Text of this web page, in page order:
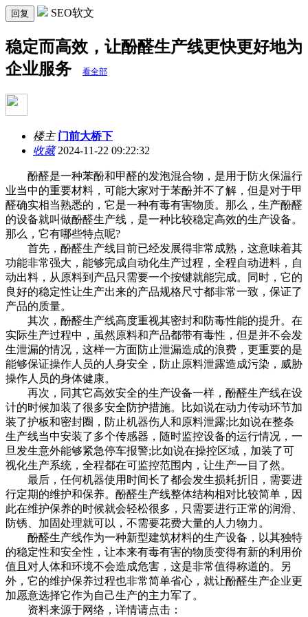
回复 SEO软文
稳定而高效，让酚醛生产线更快更好地为
企业服务
看全部
楼主 门前大桥下
收藏2024-11-22 09:22:32
酚醛是一种苯酚和甲醛的发泡混合物，是用于防火保温行
业当中的重要材料，可能大家对于苯酚并不了解，但是对于甲
醛确实相当熟悉的，它是一种有毒有害物质。那么，生产酚醛
的设备就叫做酚醛生产线，是一种比较稳定高效的生产设备。
那么，它有哪些特点呢?
首先，酚醛生产线目前已经发展得非常成熟，这意味着其
功能非常强大，能够完成自动化生产过程，全程自动进料，自
动出料，从原料到产品只需要一个按键就能完成。同时，它的
良好的稳定性让生产出来的产品规格尺寸都非常一致，保证了
产品的质量。
其次，酚醛生产线高度重视其密封和防毒性能的提升。在
实际生产过程中，虽然原料和产品都带有毒性，但是并不会发
生泄漏的情况，这样一方面防止泄漏造成的浪费，更重要的是
能够保证操作人员的人身安全，防止原料泄露造成污染，威胁
操作人员的身体健康。
再次，同其它高效安全的生产设备一样，酚醛生产线在设
计的时候加装了很多安全防护措施。比如说在动力传动环节加
装了护板和密封圈，防止机器伤人和原料泄露;比如说在整条
生产线当中安装了多个传感器，随时监控设备的运行情况，一
旦发生意外能够紧急停车报警;比如说在操控区域，加装了可
视化生产系统，全程都在可监控范围内，让生产一目了然。
最后，任何机器使用时间长了都会发生损耗折旧，需要进
行定期的维护和保养。酚醛生产线整体结构相对比较简单，因
此在维护保养的时候就会轻松很多，只需要进行正常的润滑、
防锈、加固处理就可以，不需要花费大量的人力物力。
酚醛生产线作为一种新型建筑材料的生产设备，以其独特
的稳定性和安全性，让本来有毒有害的物质变得有新的利用价
值且对人体和环境不会造成危害，这是非常值得称道的。另
外，它的维护保养过程也非常简单省心，就让酚醛生产企业更
加愿意选择它作为自己生产的主力军了。
资料来源于网络，详情请点击：